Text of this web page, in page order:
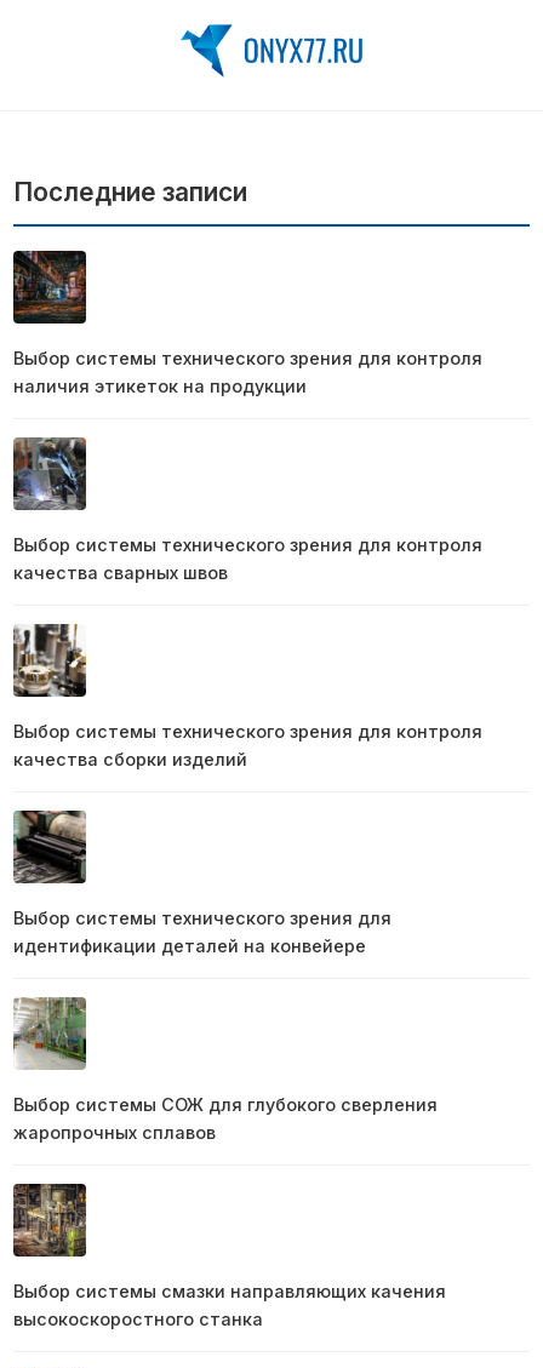
Последние записи
Выбор системы технического зрения для контроля
наличия этикеток на продукции
Выбор системы технического зрения для контроля
качества сварных швов
Выбор системы технического зрения для контроля
качества сборки изделий
Выбор системы технического зрения для
идентификации деталей на конвейере
Выбор системы СОЖ для глубокого сверления
жаропрочных сплавов
Выбор системы смазки направляющих качения
высокоскоростного станка